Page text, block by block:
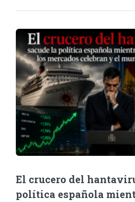
El crucero del
política española